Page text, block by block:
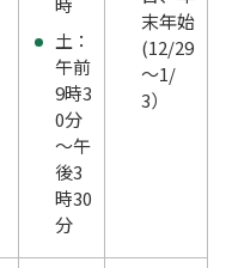
土：
午前
9時3
0分
～午
後3
時30
分
末年始
(12/29
～1/
3）